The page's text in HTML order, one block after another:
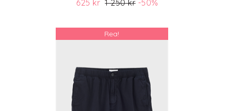
625 kr1 250 kr-50%
Rea!